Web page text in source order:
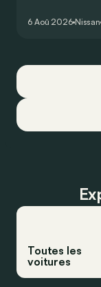
Qashqai e-
6 Aoû 2026 Nissan
Toutes les
voitures